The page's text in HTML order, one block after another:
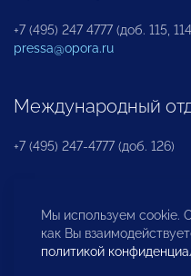
+7 (495) 247 4777 (доб. 115,
pressa@opora.ru
Международный
+7 (495) 247-4777 (доб. 126)
Бюро по защите
инвесторов
Мы используем cookie.
как Вы
политикой